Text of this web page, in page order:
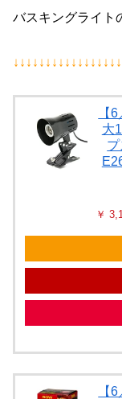
バスキングライト
【
大
￥
【